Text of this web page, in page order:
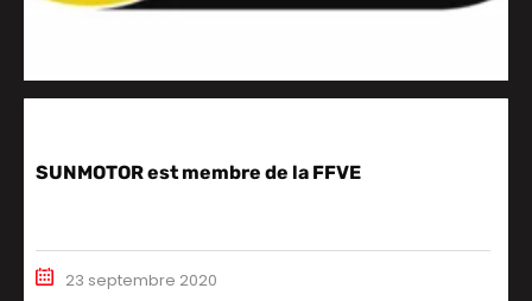
SUNMOTOR est membre de la FFVE
23 septembre 2020